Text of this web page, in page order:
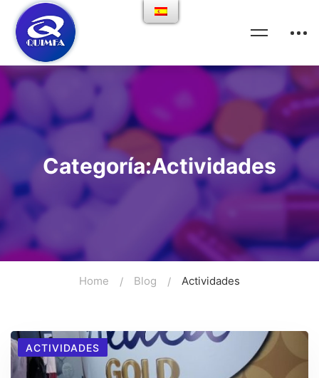
Categoría:Actividades
Home Blog Actividades
ACTIVIDADES